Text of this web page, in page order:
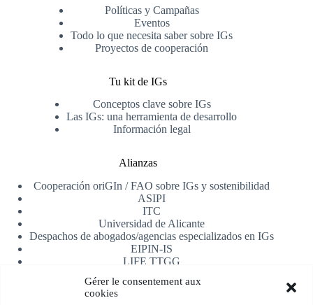
Gérer le consentement aux
cookies
Políticas y Campañas
Eventos
Todo lo que necesita saber sobre IGs
Proyectos de cooperación
Tu kit de IGs
Conceptos clave sobre IGs
Las IGs: una herramienta de desarrollo
Información legal
Alianzas
Cooperación oriGIn / FAO sobre IGs y sostenibilidad
ASIPI
ITC
Universidad de Alicante
Despachos de abogados/agencias especializados en IGs
EIPIN-IS
LIFE TTGG